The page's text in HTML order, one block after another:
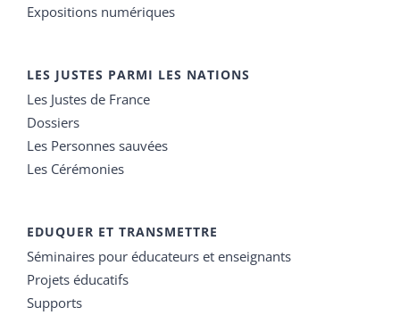
Expositions numériques
LES JUSTES PARMI LES NATIONS
Les Justes de France
Dossiers
Les Personnes sauvées
Les Cérémonies
EDUQUER ET TRANSMETTRE
Séminaires pour éducateurs et enseignants
Projets éducatifs
Supports